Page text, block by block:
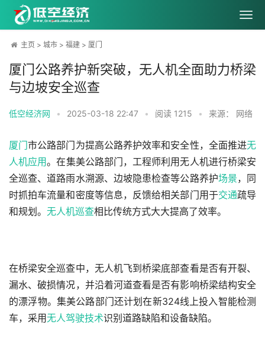
主页 > 城市 > 福建 > 厦门
厦门公路养护新突破，无人机全面助力桥梁
与边坡安全巡查
低空经济网 • 2025-03-18 22:47 • 阅读 1215 • 来源： 网络
厦门市公路部门为提高公路养护效率和安全性，全面推进无
人机应用。在集美公路部门，工程师利用无人机进行桥梁安
全巡查、道路雨水溯源、边坡隐患检查等公路养护场景，同
时抓拍车流量和密度等信息，反馈给相关部门用于交通疏导
和规划。 无人机巡查相比传统方式大大提高了效率。
在桥梁安全巡查中，无人机飞到桥梁底部查看是否有开裂、
漏水、破损情况，并沿着河道查看是否有影响桥梁结构安全
的漂浮物。集美公路部门还计划在新324线上投入智能检测
车，采用无人驾驶技术识别道路缺陷和设备缺陷。